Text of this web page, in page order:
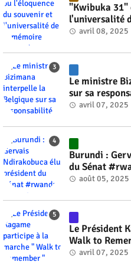
"Kwibuka 31"
l'universalité
#RwOT
avril 08, 2025
Le ministre
sur sa
génocide
avril 07, 2025
Burundi :
du Sénat
août 05, 2025
Le Président
Walk to
avril 07, 2025